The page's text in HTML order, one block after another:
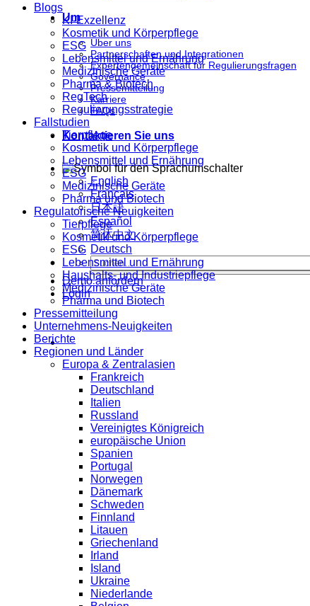
Um
Über uns
Partnerschaften und Integrationen
Expertengemeinschaft für Regulierungsfragen
Governance
Pressemitteilung
Karriere
FAQs
Kontaktieren Sie uns
English
Français
日本語
Español
简体中文
Deutsch
Demo anfordern
Login
Blogs
KI-Exzellenz
Kosmetik und Körperpflege
ESG
Lebensmittel und Ernährung
Medizinische Geräte
Pharma & Biotech
RegTech
Regulierungsstrategie
Fallstudien
Tierpflege
Kosmetik und Körperpflege
Lebensmittel und Ernährung
ESG
Medizinische Geräte
Pharma und Biotech
Regulatorische Neuigkeiten
Tierpflege
Kosmetik und Körperpflege
ESG
Lebensmittel und Ernährung
Haushalts- und Industriepflege
Medizinische Geräte
Pharma und Biotech
Pressemitteilung
Unternehmens-Neuigkeiten
Berichte
Regionen und Länder
Europa & Zentralasien
Frankreich
Deutschland
Italien
Russland
Vereinigtes Königreich
europäische Union
Spanien
Portugal
Norwegen
Dänemark
Schweden
Finnland
Litauen
Griechenland
Irland
Island
Ukraine
Niederlande